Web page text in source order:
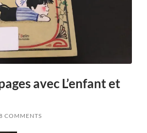
avec L’enfant et
COMMENTS